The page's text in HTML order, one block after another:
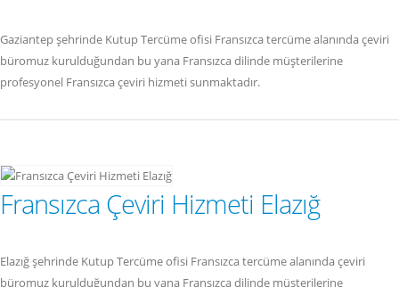
Gaziantep şehrinde Kutup Tercüme ofisi Fransızca tercüme alanında çeviri
büromuz kurulduğundan bu yana Fransızca dilinde müşterilerine
profesyonel Fransızca çeviri hizmeti sunmaktadır.
Fransızca Çeviri Hizmeti Elazığ
Elazığ şehrinde Kutup Tercüme ofisi Fransızca tercüme alanında çeviri
büromuz kurulduğundan bu yana Fransızca dilinde müşterilerine